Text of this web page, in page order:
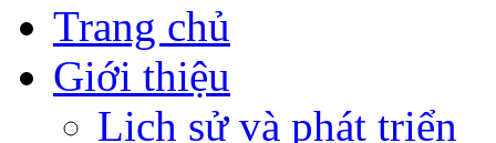
Trang chủ
Giới thiệu
Lịch sử và phát triển